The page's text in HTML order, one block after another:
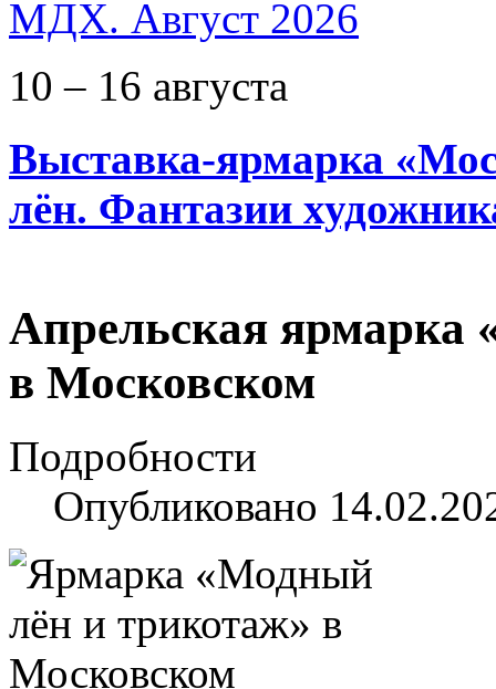
10 – 16 августа
Выставка-ярмарка
лён. Фантазии
Апрельская
в Московском
Подробности
Опубликовано